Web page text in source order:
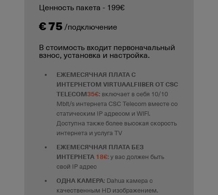
Ценность пакета - 199€
€ 75 /подключение
В стоимость входит первоначальный
взнос, установка и настройка.
ЕЖЕМЕСЯЧНАЯ ПЛАТА С
ИНТЕРНЕТОМ VIRTUAALFIIBER ОТ CSC
TELECOM35€: включает в себя 10/10
Mbit/s интернета CSC Telecom вместе со
статическим IP адресом и WiFi.
Доступна также более высокая скорость
интернета и услуга TV
ЕЖЕМЕСЯЧНАЯ ПЛАТА БЕЗ
ИНТЕРНЕТА 18€: у вас должен быть
свой IP адрес
ОДНА КАМЕРА: Dahua камера с
качественным HD изображением.